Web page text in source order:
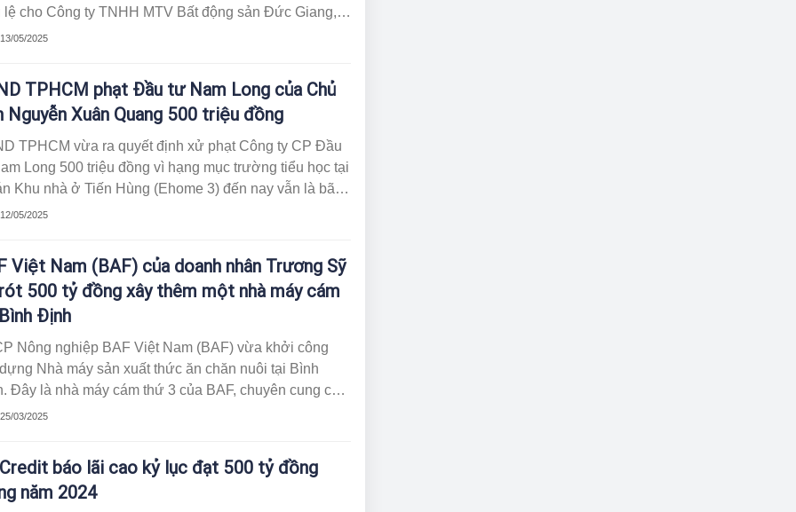
lệ cho Công ty TNHH MTV Bất động sản Đức Giang,
ty con do Hóa chất Đức Giang sở hữu 100% vốn điều
05/2025
TPHCM phạt Đầu tư Nam Long của Chủ
Nguyễn Xuân Quang 500 triệu đồng
TPHCM vừa ra quyết định xử phạt Công ty CP Đầu
Long 500 triệu đồng vì hạng mục trường tiểu học tại
Khu nhà ở Tiến Hùng (Ehome 3) đến nay vẫn là bãi
05/2025
Việt Nam (BAF) của doanh nhân Trương Sỹ
500 tỷ đồng xây thêm một nhà máy cám
Định
Nông nghiệp BAF Việt Nam (BAF) vừa khởi công
Nhà máy sản xuất thức ăn chăn nuôi tại Bình
Đây là nhà máy cám thứ 3 của BAF, chuyên cung cấp
cho hệ thống trang trại khu vực miền Trung - Tây
03/2025
báo lãi cao kỷ lục đạt 500 tỷ đồng
năm 2024